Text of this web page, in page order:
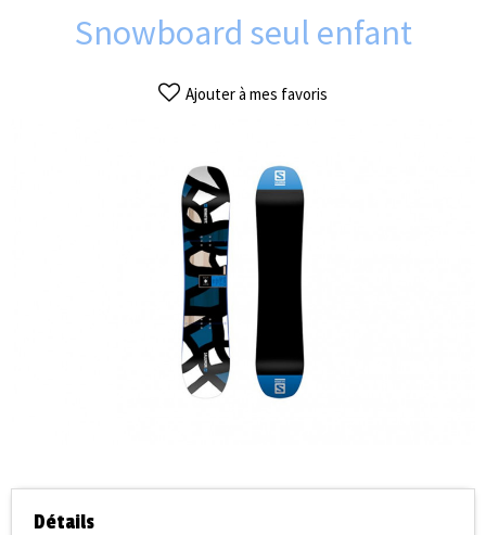
Snowboard seul enfant
Ajouter à mes favoris
Détails